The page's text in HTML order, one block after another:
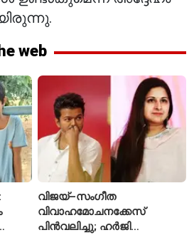
web
വിജയ്–സംഗീത
വിവാഹമോചനക്കേസ്
പിൻവലിച്ചു; ഹർജി